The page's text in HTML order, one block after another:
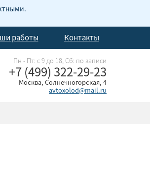
работы Контакты
Пн - Пт: с 9 до 18, Cб: по записи
+7 (499) 322-29-23
Москва, Солнечногорская, 4
avtoxolod@mail.ru